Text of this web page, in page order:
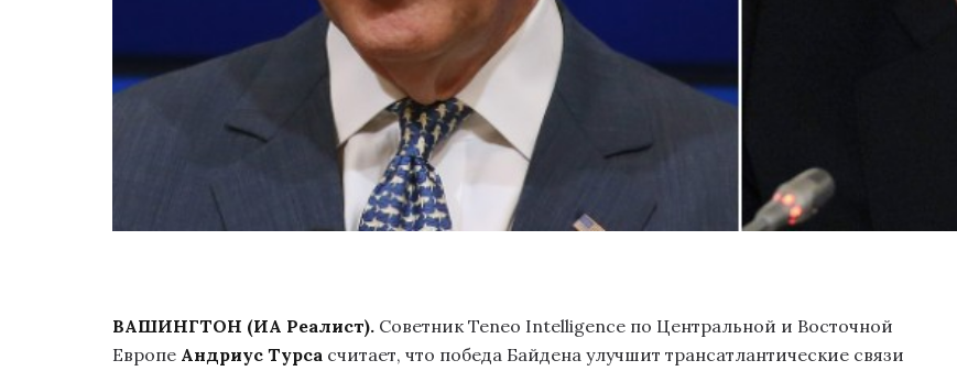
ВАШИНГТОН (ИА Реалист). Cоветник Teneo Intelligence по Центральной и Восточной
Европе Андриус ​​Турса считает, что победа Байдена улучшит трансатлантические связи